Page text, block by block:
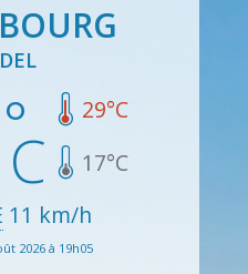
29°C
17°C
11 km/h
2026 à 19h05